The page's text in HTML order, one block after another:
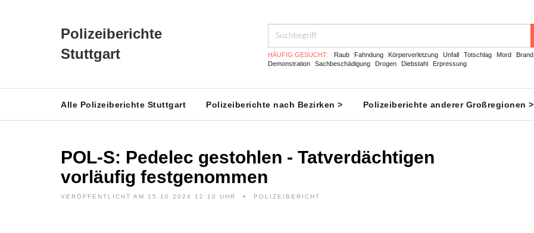
Polizeiberichte
Stuttgart
HÄUFIG GESUCHT: Raub Fahndung Körperverletzung Unfall Totschlag Mord Brand
Demonstration
Sachbeschädigung Drogen Diebstahl Erpressung
Alle Polizeiberichte Stuttgart Polizeiberichte nach Bezirken > Polizeiberichte anderer Großregionen >
POL-S: Pedelec gestohlen - Tatverdächtigen
vorläufig festgenommen
VERÖFFENTLICHT AM 15.10.2024 12:10 UHR POLIZEIBERICHT